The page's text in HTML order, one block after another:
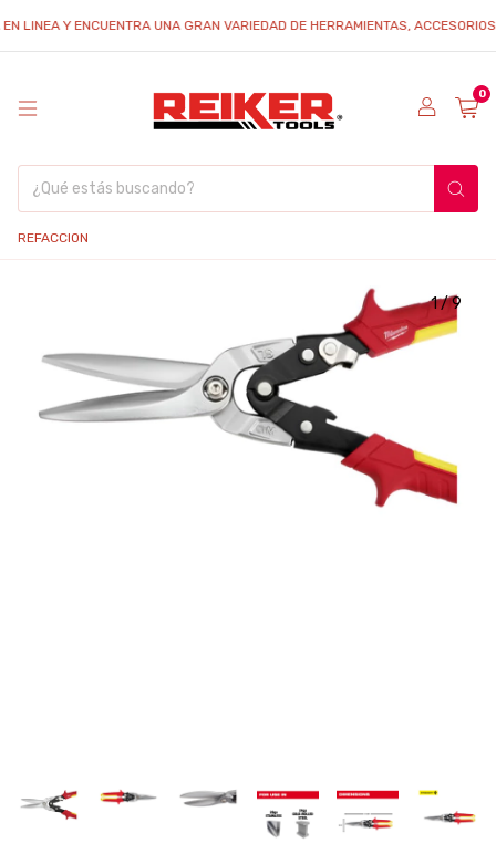
Y ENCUENTRA UNA GRAN VARIEDAD DE HERRAMIENTAS, ACCESORIOS Y
0
REFACCION
1/9